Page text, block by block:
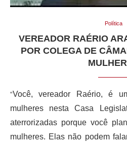
Política
VEREADOR RAÉRIO
POR COLEGA DE
“Você, vereador Raério, é
mulheres nesta Casa
aterrorizadas porque você
mulheres. Elas não podem